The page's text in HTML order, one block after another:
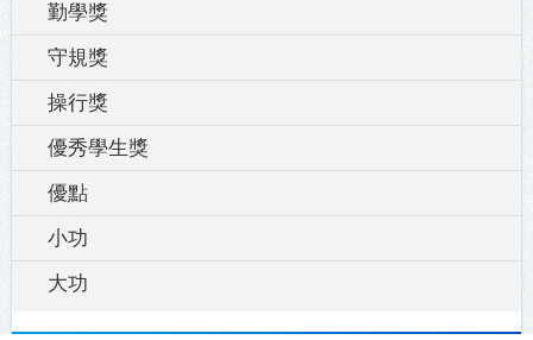
勤學獎
守規獎
操行獎
優秀學生獎
優點
小功
大功